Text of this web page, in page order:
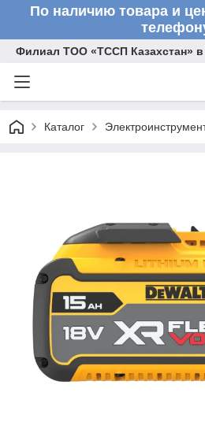
По наличию товара и
Филиал ТОО «ТССП Казахстан» в
Каталог